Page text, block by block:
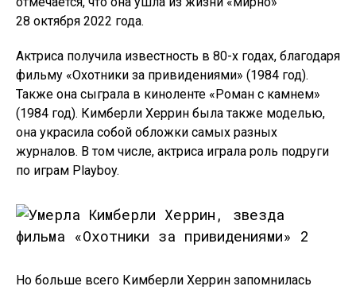
28 октября 2022 года.
Актриса получила известность в 80-х годах, благодаря
фильму «Охотники за привидениями» (1984 год).
Также она сыграла в киноленте «Роман с камнем»
(1984 год). Кимберли Херрин была также моделью,
она украсила собой обложки самых разных
журналов. В том числе, актриса играла роль подруги
по играм Playboy.
Но больше всего Кимберли Херрин запомнилась